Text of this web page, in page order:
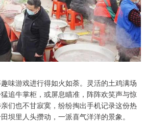
味游戏进行得如火如荼。灵活的土鸡满场
追牛掌柜，或屏息瞄准，阵阵欢笑声与惊
们也不甘寂寞，纷纷掏出手机记录这份热
坝里人头攒动，一派喜气洋洋的景象。